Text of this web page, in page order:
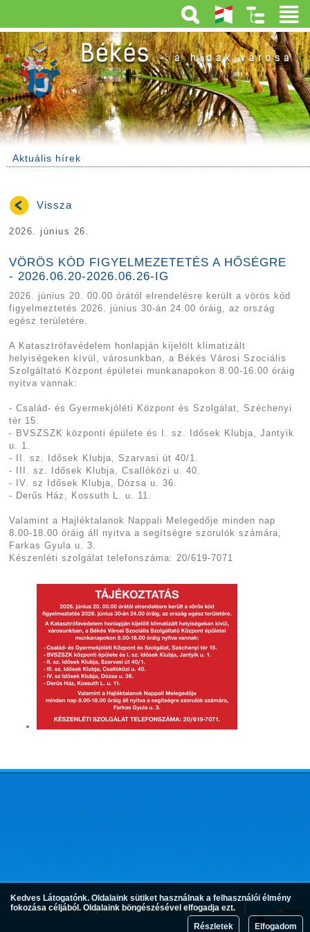
Aktuális hírek
Vissza
2026. június 26.
VÖRÖS KÓD FIGYELMEZETETÉS A HŐSÉGRE
- 2026.06.20-2026.06.26-IG
2026. június 20. 00.00 órától elrendelésre került a vörös kód
figyelmeztetés 2026. június 30-án 24.00 óráig, az ország
egész területére.
A Katasztrófavédelem honlapján kijelölt klimatizált
helyiségeken kívül, városunkban, a Békés Városi Szociális
Szolgáltató Központ épületei munkanapokon 8.00-16.00 óráig
nyitva vannak:
- Család- és Gyermekjóléti Központ és Szolgálat, Széchenyi
tér 15.
- BVSZSZK központi épülete és I. sz. Idősek Klubja, Jantyik
u. 1.
- II. sz. Idősek Klubja, Szarvasi út 40/1.
- III. sz. Idősek Klubja, Csallóközi u. 40.
- IV. sz Idősek Klubja, Dózsa u. 36.
- Derűs Ház, Kossuth L. u. 11.
Valamint a Hajléktalanok Nappali Melegedője minden nap
8.00-18.00 óráig áll nyitva a segítségre szorulók számára,
Farkas Gyula u. 3.
Készenléti szolgálat telefonszáma: 20/619-7071
Impresszum
Jogok és feltételek
Adatvédelem
Kedves Látogatónk. Oldalaink sütiket használnak a felhasználói élmény
fokozása céljából. Oldalaink böngészésével elfogadja ezt.
Részletek
Elfogadom